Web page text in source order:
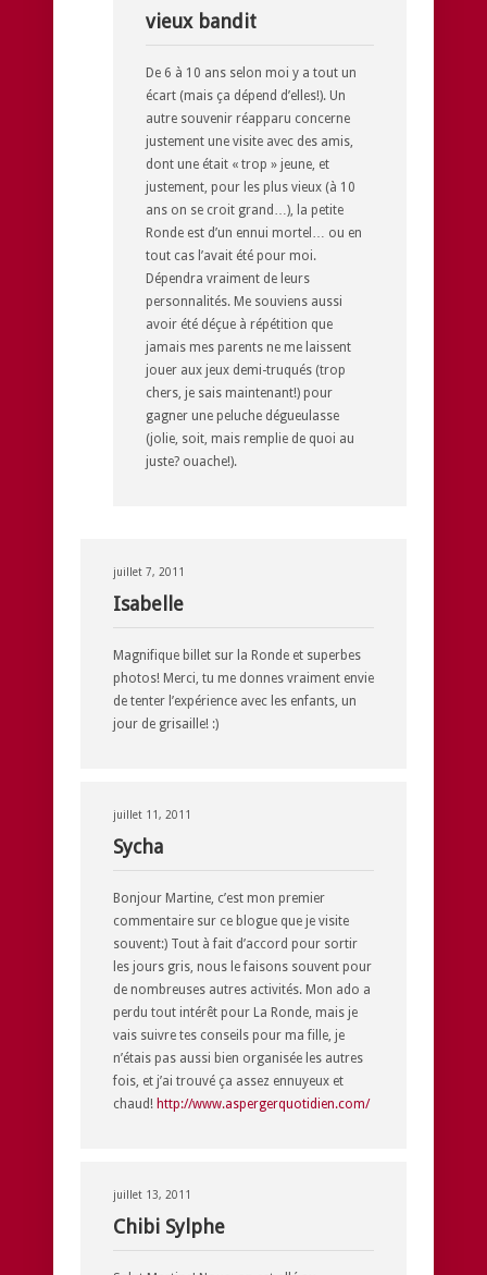
vieux bandit
De 6 à 10 ans selon moi y a tout un
écart (mais ça dépend d’elles!). Un
autre souvenir réapparu concerne
justement une visite avec des amis,
dont une était « trop » jeune, et
justement, pour les plus vieux (à 10
ans on se croit grand…), la petite
Ronde est d’un ennui mortel… ou en
tout cas l’avait été pour moi.
Dépendra vraiment de leurs
personnalités. Me souviens aussi
avoir été déçue à répétition que
jamais mes parents ne me laissent
jouer aux jeux demi-truqués (trop
chers, je sais maintenant!) pour
gagner une peluche dégueulasse
(jolie, soit, mais remplie de quoi au
juste? ouache!).
juillet 7, 2011
Isabelle
Magnifique billet sur la Ronde et superbes
photos! Merci, tu me donnes vraiment envie
de tenter l’expérience avec les enfants, un
jour de grisaille! :)
juillet 11, 2011
Sycha
Bonjour Martine, c’est mon premier
commentaire sur ce blogue que je visite
souvent:) Tout à fait d’accord pour sortir
les jours gris, nous le faisons souvent pour
de nombreuses autres activités. Mon ado a
perdu tout intérêt pour La Ronde, mais je
vais suivre tes conseils pour ma fille, je
n’étais pas aussi bien organisée les autres
fois, et j’ai trouvé ça assez ennuyeux et
chaud! http://www.aspergerquotidien.com/
juillet 13, 2011
Chibi Sylphe